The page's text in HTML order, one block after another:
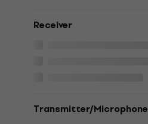
Receiver
Transmitter/Microphone